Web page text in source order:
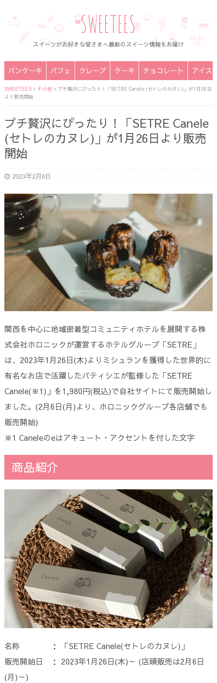
SWEETEES
スイーツがお好きな皆さまへ最新のスイーツ情報をお届け
パンケーキ パフェ クレープ ケーキ チョコレート アイス
SWEETEES> その他> プチ贅沢にぴったり！「SETRE Canele (セトレのカヌレ)」が1月26日
より販売開始
プチ贅沢にぴったり！「SETRE Canele
(セトレのカヌレ)」が1月26日より販売
開始
2023年2月6日
関西を中心に地域密着型コミュニティホテルを展開する株
式会社ホロニックが運営するホテルグループ「SETRE」
は、2023年1月26日(木)よりミシュランを獲得した世界的に
有名なお店で活躍したパティシエが監修した「SETRE
Canele(※1)」を1,980円(税込)で自社サイトにて販売開始し
ました。(2月6日(月)より、ホロニックグループ各店舗でも
販売開始)
※1 Caneleのeはアキュート・アクセントを付した文字
商品紹介
名称 ： 「SETRE Canele(セトレのカヌレ)」
販売開始日 ： 2023年1月26日(木)～ (店頭販売は2月6日
(月)～)